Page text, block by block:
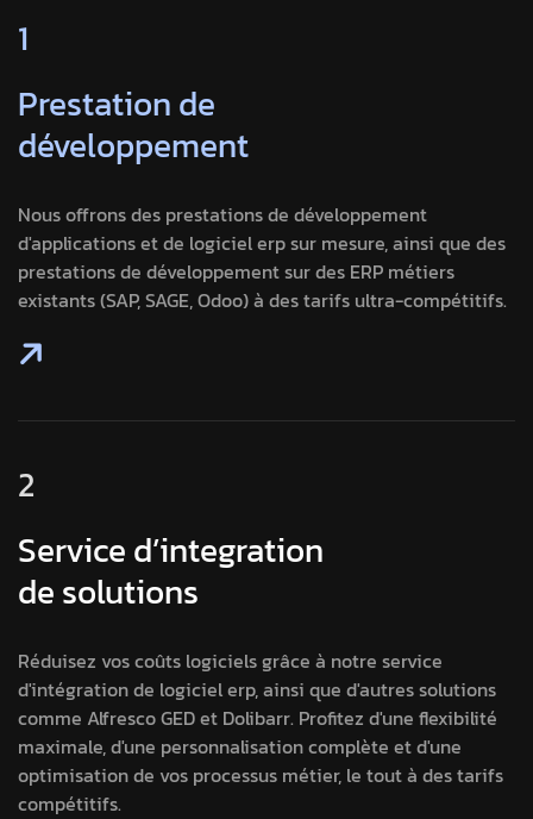
1
Prestation de
développement
Nous offrons des prestations de développement
d'applications et de logiciel erp sur mesure, ainsi que des
prestations de développement sur des ERP métiers
existants (SAP, SAGE, Odoo) à des tarifs ultra-compétitifs.
2
Service d’integration
de solutions
Réduisez vos coûts logiciels grâce à notre service
d'intégration de logiciel erp, ainsi que d'autres solutions
comme Alfresco GED et Dolibarr. Profitez d'une flexibilité
maximale, d'une personnalisation complète et d'une
optimisation de vos processus métier, le tout à des tarifs
compétitifs.